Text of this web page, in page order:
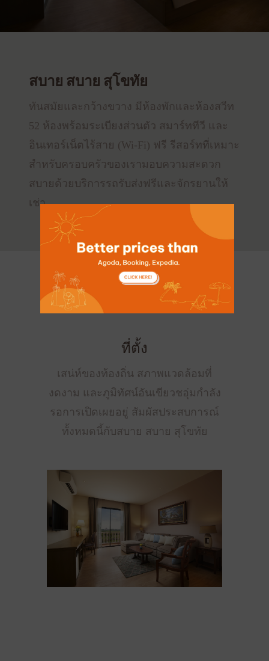
สบาย สบาย สุโขทัย
ทันสมัยและกว้างขวาง มีห้องพักและห้องสวีท
52 ห้องพร้อมระเบียงส่วนตัว สมาร์ททีวี และ
อินเทอร์เน็ตไร้สาย (Wi-Fi) ฟรี รีสอร์ทที่เหมาะ
สำหรับครอบครัวของเรามอบความสะดวก
สบายด้วยบริการรถรับส่งฟรีและจักรยานให้
เช่า
ที่ตั้ง
เสน่ห์ของท้องถิ่น สภาพแวดล้อมที่
งดงาม และภูมิทัศน์อันเขียวชอุ่มกำลัง
รอการเปิดเผยอยู่ สัมผัสประสบการณ์
ทั้งหมดนี้กับสบาย สบาย สุโขทัย